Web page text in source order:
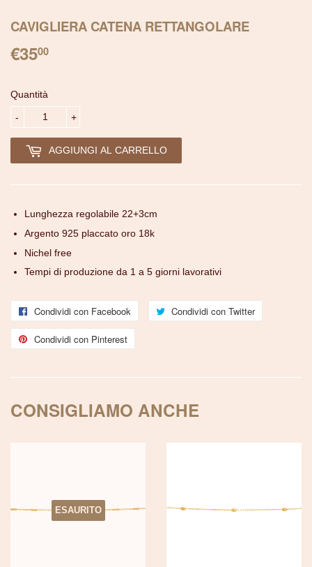
CAVIGLIERA CATENA RETTANGOLARE
€3500
Quantità
+
-
AGGIUNGI AL CARRELLO
Lunghezza regolabile 22+3cm
Argento 925 placcato oro 18k
Nichel free
Tempi di produzione da 1 a 5 giorni lavorativi
Condividi con Facebook
CondividiCondividi con Twitter
Condividi con Pinterest
Pinterest
CONSIGLIAMO ANCHE
ESAURITO